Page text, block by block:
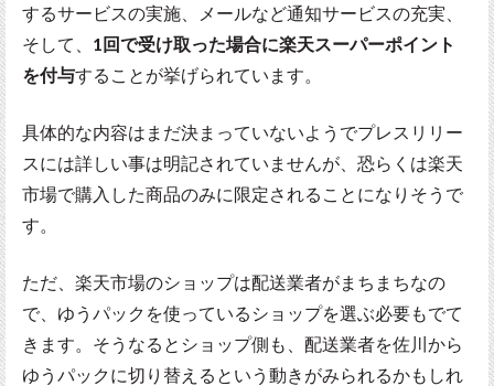
するサービスの実施、メールなど通知サービスの充実、
そして、 1回で受け取った場合に楽天スーパーポイント
を付与することが挙げられています。
具体的な内容はまだ決まっていないようでプレスリリー
スには詳しい事は明記されていませんが、恐らくは楽天
市場で購入した商品のみに限定されることになりそうで
す。
ただ、楽天市場のショップは配送業者がまちまちなの
で、ゆうパックを使っているショップを選ぶ必要もでて
きます。そうなるとショップ側も、配送業者を佐川から
ゆうパックに切り替えるという動きがみられるかもしれ